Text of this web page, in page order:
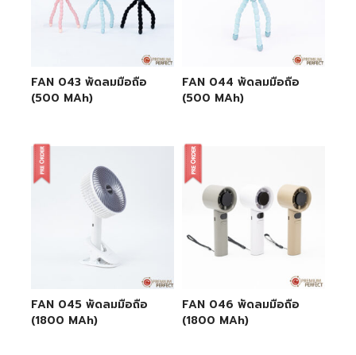
FAN 043 พัดลมมือถือ
(500 MAh)
FAN 044 พัดลมมือถือ
(500 MAh)
FAN 045 พัดลมมือถือ
(1800 MAh)
FAN 046 พัดลมมือถือ
(1800 MAh)